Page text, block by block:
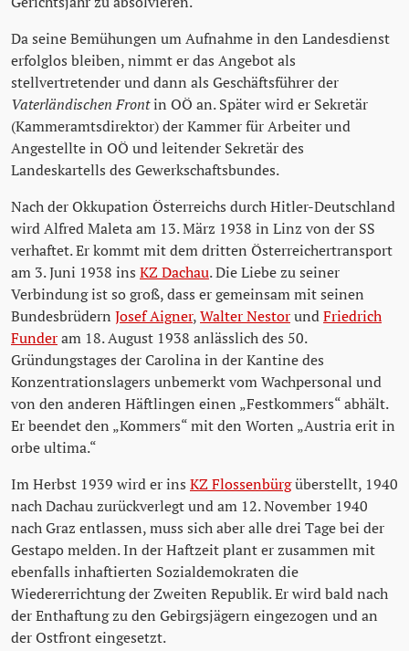
Da seine Bemühungen um Aufnahme in den Landesdienst
erfolglos bleiben, nimmt er das Angebot als
stellvertretender und dann als Geschäftsführer der
Vaterländischen Frontin OÖ an. Später wird er Sekretär
(Kammeramtsdirektor) der Kammer für Arbeiter und
Angestellte in OÖ und leitender Sekretär des
Landeskartells des Gewerkschaftsbundes.
Nach der Okkupation Österreichs durch Hitler-Deutschland
wird Alfred Maleta am 13. März 1938 in Linz von der SS
verhaftet. Er kommt mit dem dritten Österreichertransport
am 3. Juni 1938 ins KZ Dachau. Die Liebe zu seiner
Verbindung ist so groß, dass er gemeinsam mit seinen
Bundesbrüdern Josef Aigner,Walter NestorundFriedrich
Funderam 18. August 1938 anlässlich des 50.
Gründungstages der Carolina in der Kantine des
Konzentrationslagers unbemerkt vom Wachpersonal und
von den anderen Häftlingen einen „Festkommers“ abhält.
Er beendet den „Kommers“ mit den Worten „Austria erit in
orbe ultima.“
Im Herbst 1939 wird er ins KZ Flossenbürgüberstellt, 1940
nach Dachau zurückverlegt und am 12. November 1940
nach Graz entlassen, muss sich aber alle drei Tage bei der
Gestapo melden. In der Haftzeit plant er zusammen mit
ebenfalls inhaftierten Sozialdemokraten die
Wiedererrichtung der Zweiten Republik. Er wird bald nach
der Enthaftung zu den Gebirgsjägern eingezogen und an
der Ostfront eingesetzt.